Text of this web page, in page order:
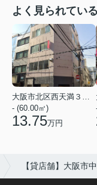
よく見られてい
- (60.00㎡)
13.75万円
【貸店舗】大阪市